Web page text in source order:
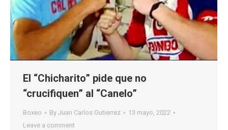
El “Chicharito” pide que no
“crucifiquen” al “Canelo”
Boxeo By Juan Carlos Gutierrez
13 mayo, 2022
Leave a comment